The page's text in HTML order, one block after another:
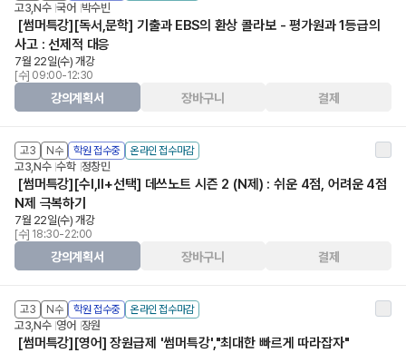
고3,N수 국어 박수빈
[썸머특강][독서,문학] 기출과 EBS의 환상 콜라보 - 평가원과 1등급의
사고 : 선제적 대응
7월 22일(수) 개강
[수] 09:00-12:30
강의계획서 장바구니 결제
고3 N수 학원 접수중 온라인 접수마감
고3,N수 수학 정창민
[썸머특강][수Ⅰ,Ⅱ+선택] 데쓰노트 시즌 2 (N제) : 쉬운 4점, 어려운 4점
N제 극복하기
7월 22일(수) 개강
[수] 18:30-22:00
강의계획서 장바구니 결제
고3 N수 학원 접수중 온라인 접수마감
고3,N수 영어 장원
[썸머특강][영어] 장원급제 '썸머특강',"최대한 빠르게 따라잡자"